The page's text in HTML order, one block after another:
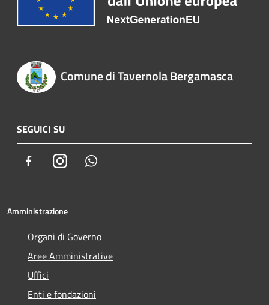
Comune di Tavernola Bergamasca
SEGUICI SU
FacebookInstagram
Amministrazione
Organi di Governo
Aree Amministrative
Uffici
Enti e fondazioni